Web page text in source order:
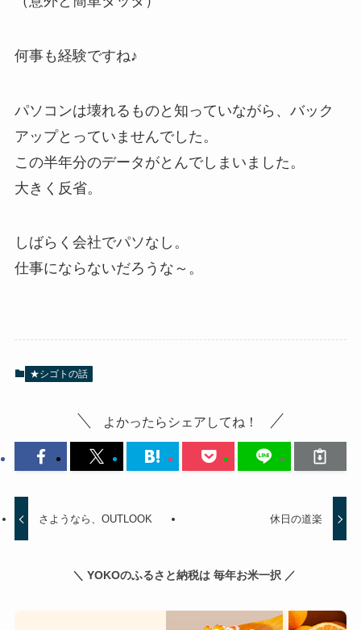
何事も経験ですね♪
パソコンは壊れるものと知っていながら、バック
アップとっていませんでした。
この半年分のデータがとんでしまいました。
大きく反省。
しばらく会社でパソなし。
仕事にならないだろうな～。
★シゴトの話
よかったらシェアしてね！
さようなら、OUTLOOK 休日の道楽
＼ YOKOのふるさと納税は 毎年お米一択 ／